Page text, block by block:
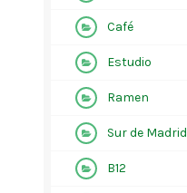
Café
Estudio
Ramen
Sur de Madrid
B12